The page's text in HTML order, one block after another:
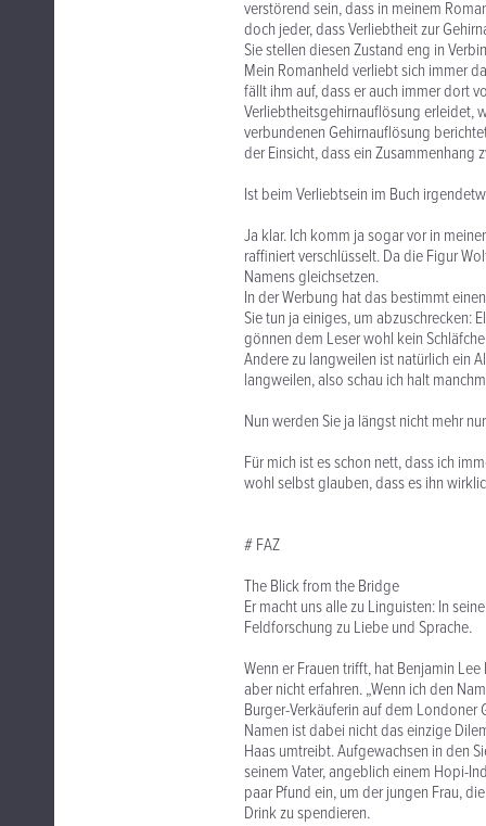
verstörend sein, dass in meinem
doch jeder, dass Verliebtheit zur
Sie stellen diesen Zustand eng in
Mein Romanheld verliebt sich immer
fällt ihm auf, dass er auch immer dort
Verliebtheitsgehirnauflösung erleidet,
verbundenen Gehirnauflösung
der Einsicht, dass ein Zusammenhang
Ist beim Verliebtsein im Buch
Ja klar. Ich komm ja sogar vor in
raffiniert verschlüsselt. Da die Figur
Namens gleichsetzen.
In der Werbung hat das bestimmt
Sie tun ja einiges, um abzuschrecken:
gönnen dem Leser wohl kein
Andere zu langweilen ist natürlich ein
langweilen, also schau ich halt
Nun werden Sie ja längst nicht mehr
Für mich ist es schon nett, dass ich
wohl selbst glauben, dass es ihn
# FAZ
The Blick from the Bridge
Er macht uns alle zu Linguisten: In
Feldforschung zu Liebe und Sprache.
Wenn er Frauen trifft, hat Benjamin
aber nicht erfahren. „Wenn ich den
Burger-Verkäuferin auf dem Londoner
Namen ist dabei nicht das einzige
Haas umtreibt. Aufgewachsen in den
seinem Vater, angeblich einem Hopi-
paar Pfund ein, um der jungen Frau,
Drink zu spendieren.